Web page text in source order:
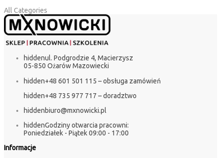
All Categories
hiddenul. Podgrodzie 4, Macierzysz
05-850 Ożarów Mazowiecki
hidden+48 601 501 115 – obsługa zamówień
hidden+48 735 977 717 – doradztwo
hiddenbiuro@mxnowicki.pl
hiddenGodziny otwarcia pracowni:
Poniedziałek - Piątek 09:00 - 17:00
Informacje